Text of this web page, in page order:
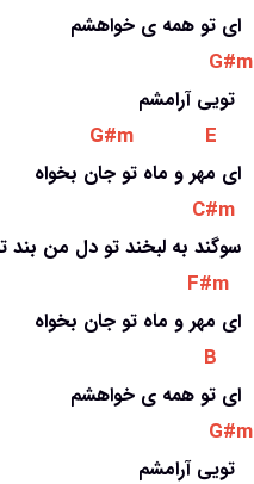
ای تو همه ی خواهشم
G#m
تویی آرامشم
G#m E
ای مهر و ماه تو جان بخواه
C#m
سوگند به لبخند تو دل من بند
F#m
ای مهر و ماه تو جان بخواه
B
ای تو همه ی خواهشم
G#m
تویی آرامشم